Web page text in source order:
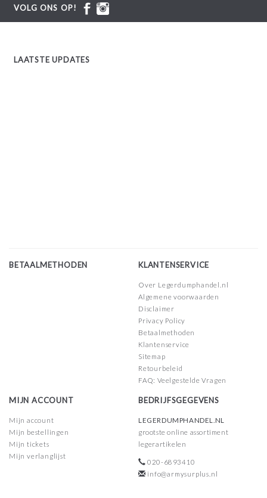
VOLG ONS OP!
LAATSTE UPDATES
BETAALMETHODEN KLANTENSERVICE
Over Legerdumphandel.nl
Algemene voorwaarden
Disclaimer
Privacy Policy
Betaalmethoden
Klantenservice
Sitemap
Retourbeleid
FAQ: Veelgestelde Vragen
MIJN ACCOUNT
Mijn account
Mijn bestellingen
Mijn tickets
Mijn verlanglijst
BEDRIJFSGEGEVENS
LEGERDUMPHANDEL.NL
grootste online assortiment
legerartikelen
020-6893410
info@armysurplus.nl